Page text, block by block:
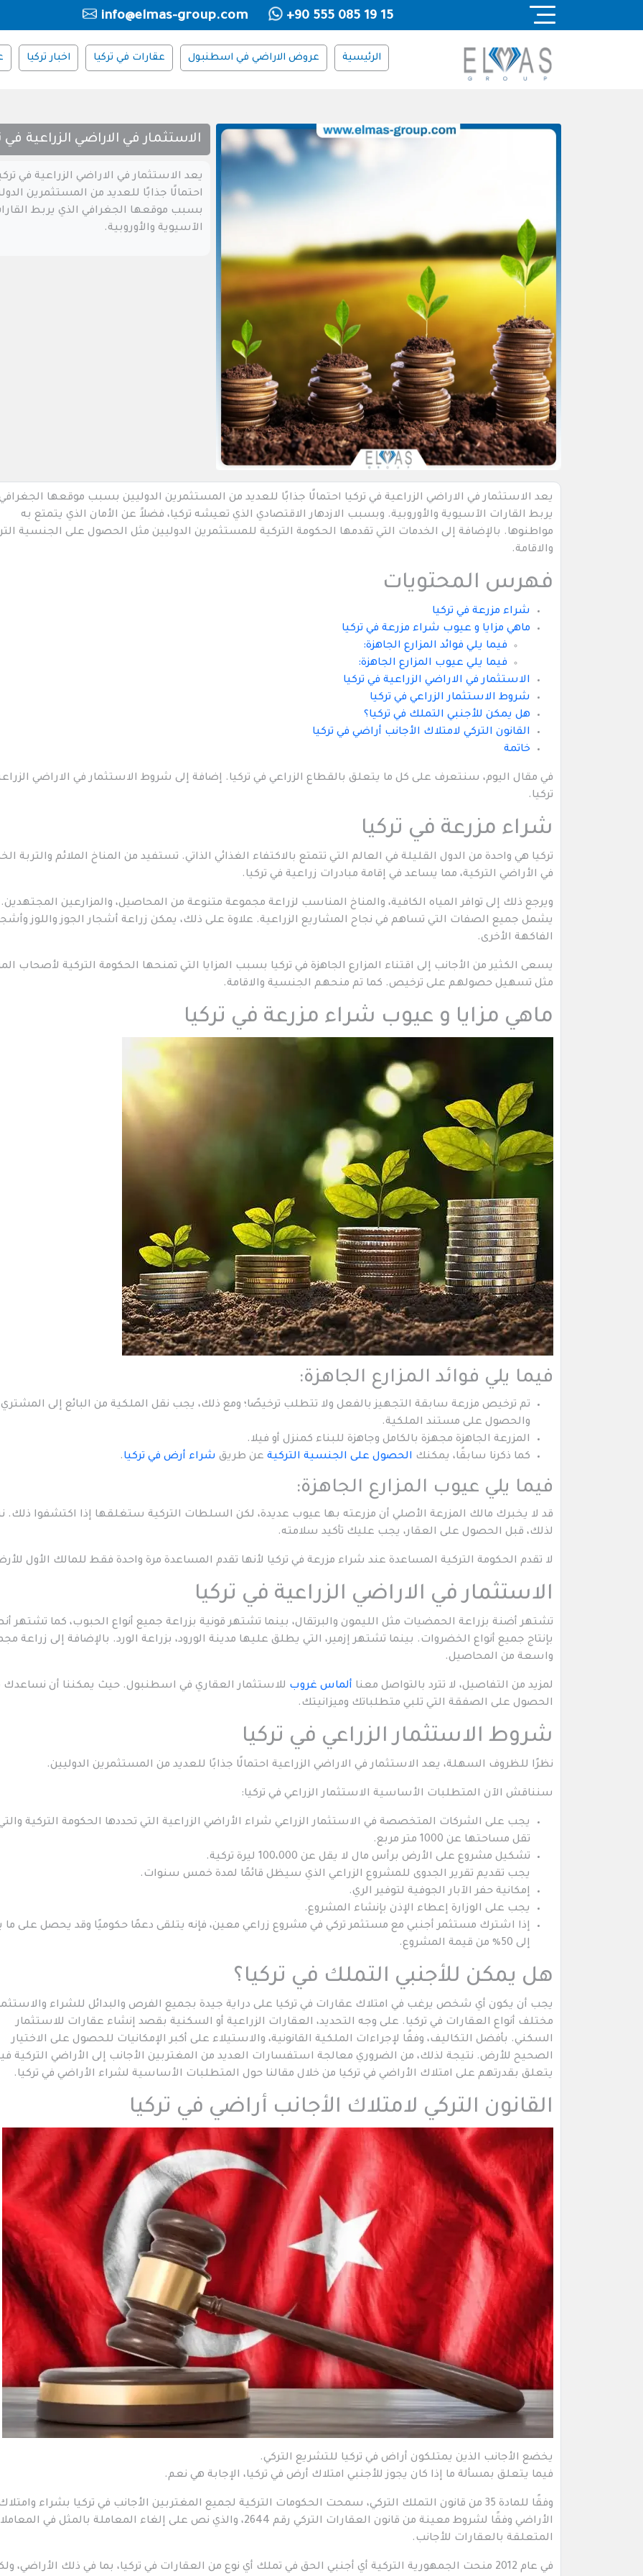
+90 555 085 19 15
info@elmas-group.com
الرئيسية عروض الاراضي في اسطنبول عقارات في تركيا اخبار تركيا
الاستثمار في الاراضي الزراعية في
يعد الاستثمار في الاراضي الزراعية في
احتمالًا جذابًا للعديد من المستثمرين
بسبب موقعها الجغرافي الذي يربط
الآسيوية والأوروبية.
يعد الاستثمار في الاراضي الزراعية في تركيا احتمالًا جذابًا للعديد من المستثمرين الدوليين بسبب موقعها
يربط القارات الآسيوية والأوروبية. وبسبب الازدهار الاقتصادي الذي تعيشه تركيا، فضلاً عن الأمان الذي يتمتع به
مواطنوها. بالإضافة إلى الخدمات التي تقدمها الحكومة التركية للمستثمرين الدوليين مثل الحصول على الجنسية
والاقامة.
فهرس المحتويات
شراء مزرعة في تركيا
ماهي مزايا و عيوب شراء مزرعة في تركيا
فيما يلي فوائد المزارع الجاهزة:
فيما يلي عيوب المزارع الجاهزة:
الاستثمار في الاراضي الزراعية في تركيا
شروط الاستثمار الزراعي في تركيا
هل يمكن للأجنبي التملك في تركيا؟
القانون التركي لامتلاك الأجانب أراضي في تركيا
خاتمة
في مقال اليوم، سنتعرف على كل ما يتعلق بالقطاع الزراعي في تركيا. إضافة إلى شروط الاستثمار في الاراضي
تركيا.
شراء مزرعة في تركيا
تركيا هي واحدة من الدول القليلة في العالم التي تتمتع بالاكتفاء الغذائي الذاتي. تستفيد من المناخ الملائم والتربة
في الأراضي التركية، مما يساعد في إقامة مبادرات زراعية في تركيا.
ويرجع ذلك إلى توافر المياه الكافية، والمناخ المناسب لزراعة مجموعة متنوعة من المحاصيل، والمزارعين
يشمل جميع الصفات التي تساهم في نجاح المشاريع الزراعية. علاوة على ذلك، يمكن زراعة أشجار الجوز واللوز
الفاكهة الأخرى.
يسعى الكثير من الأجانب إلى اقتناء المزارع الجاهزة في تركيا بسبب المزايا التي تمنحها الحكومة التركية لأصحاب
مثل تسهيل حصولهم على ترخيص. كما تم منحهم الجنسية والاقامة.
ماهي مزايا و عيوب شراء مزرعة في تركيا
فيما يلي فوائد المزارع الجاهزة:
تم ترخيص مزرعة سابقة التجهيز بالفعل ولا تتطلب ترخيصًا؛ ومع ذلك، يجب نقل الملكية من البائع إلى المشتري
والحصول على مستند الملكية.
المزرعة الجاهزة مجهزة بالكامل وجاهزة للبناء كمنزل أو فيلا.
كما ذكرنا سابقًا، يمكنك الحصول على الجنسية التركية عن طريق شراء أرض في تركيا.
فيما يلي عيوب المزارع الجاهزة:
قد لا يخبرك مالك المزرعة الأصلي أن مزرعته بها عيوب عديدة، لكن السلطات التركية ستغلقها إذا اكتشفوا ذلك.
لذلك، قبل الحصول على العقار، يجب عليك تأكيد سلامته.
لا تقدم الحكومة التركية المساعدة عند شراء مزرعة في تركيا لأنها تقدم المساعدة مرة واحدة فقط للمالك الأول
الاستثمار في الاراضي الزراعية في تركيا
تشتهر أضنة بزراعة الحمضيات مثل الليمون والبرتقال، بينما تشتهر قونية بزراعة جميع أنواع الحبوب، كما تشتهر
بإنتاج جميع أنواع الخضروات. بينما تشتهر إزمير، التي يطلق عليها مدينة الورود، بزراعة الورد. بالإضافة إلى زراعة
واسعة من المحاصيل.
لمزيد من التفاصيل، لا تترد بالتواصل معنا ألماس غروب للاستثمار العقاري في اسطنبول. حيث يمكننا أن نساعدك
الحصول على الصفقة التي تلبي متطلباتك وميزانيتك.
شروط الاستثمار الزراعي في تركيا
نظرًا للظروف السهلة، يعد الاستثمار في الاراضي الزراعية احتمالًا جذابًا للعديد من المستثمرين الدوليين.
سنناقش الآن المتطلبات الأساسية الاستثمار الزراعي في تركيا:
يجب على الشركات المتخصصة في الاستثمار الزراعي شراء الأراضي الزراعية التي تحددها الحكومة التركية
تقل مساحتها عن 1000 متر مربع.
تشكيل مشروع على الأرض برأس مال لا يقل عن 100،000 ليرة تركية.
يجب تقديم تقرير الجدوى للمشروع الزراعي الذي سيظل قائمًا لمدة خمس سنوات.
إمكانية حفر الآبار الجوفية لتوفير الري.
يجب على الوزارة إعطاء الإذن بإنشاء المشروع.
إذا اشترك مستثمر أجنبي مع مستثمر تركي في مشروع زراعي معين، فإنه يتلقى دعمًا حكوميًا وقد يحصل على
إلى 50٪ من قيمة المشروع.
هل يمكن للأجنبي التملك في تركيا؟
يجب أن يكون أي شخص يرغب في امتلاك عقارات في تركيا على دراية جيدة بجميع الفرص والبدائل للشراء
مختلف أنواع العقارات في تركيا. على وجه التحديد، العقارات الزراعية أو السكنية بقصد إنشاء عقارات للاستثمار
السكني. بأفضل التكاليف، وفقًا لإجراءات الملكية القانونية، والاستيلاء على أكبر الإمكانيات للحصول على الاختيار
الصحيح للأرض. نتيجة لذلك، من الضروري معالجة استفسارات العديد من المغتربين الأجانب إلى الأراضي التركية
يتعلق بقدرتهم على امتلاك الأراضي في تركيا من خلال مقالنا حول المتطلبات الأساسية لشراء الأراضي في تركيا.
القانون التركي لامتلاك الأجانب أراضي في تركيا
يخضع الأجانب الذين يمتلكون أراض في تركيا للتشريع التركي.
فيما يتعلق بمسألة ما إذا كان يجوز للأجنبي امتلاك أرض في تركيا، الإجابة هي نعم.
وفقًا للمادة 35 من قانون التملك التركي، سمحت الحكومات التركية لجميع المغتربين الأجانب في تركيا بشراء
الأراضي وفقًا لشروط معينة من قانون العقارات التركي رقم 2644، والذي نص على إلغاء المعاملة بالمثل في
المتعلقة بالعقارات للأجانب.
في عام 2012 منحت الجمهورية التركية أي أجنبي الحق في تملك أي نوع من العقارات في تركيا، بما في ذلك الأراضي،